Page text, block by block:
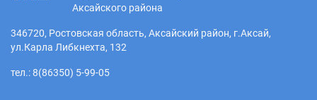
Аксайского района
346720, Ростовская область, Аксайский район, г.Аксай,
ул.Карла Либкнехта, 132
тел.: 8(86350) 5-99-05